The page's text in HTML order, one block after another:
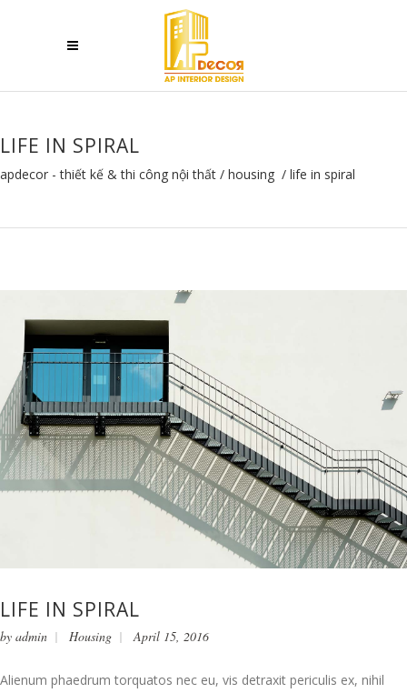
LIFE IN SPIRAL
apdecor - thiết kế & thi công nội thất / housing / life in spiral
LIFE IN SPIRAL
by admin Housing April 15, 2016
Alienum phaedrum torquatos nec eu, vis detraxit periculis ex, nihil